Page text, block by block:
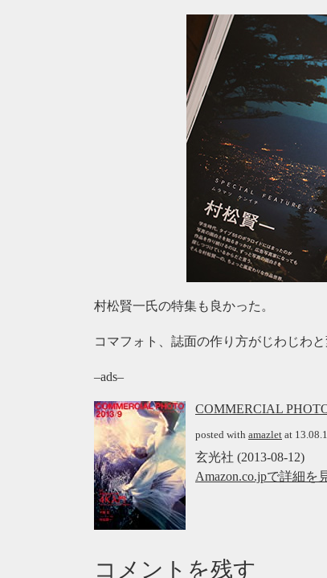
村松賢一氏の特集も良かった。
コマフォト、誌面の作り方がじわじわ
–ads–
COMMERCIAL
posted with amazlet at
玄光社 (2013-08-12)
Amazon.co.jpで詳細を
コメントを残す